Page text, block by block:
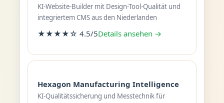
KI-Website-Builder mit Design-Tool-Qualität und
integriertem CMS aus den Niederlanden
★★★★☆ 4.5/5Details ansehen →
Hexagon Manufacturing Intelligence
KI-Qualitätssicherung und Messtechnik für